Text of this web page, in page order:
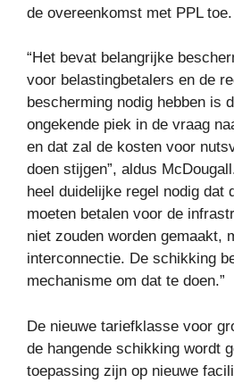
de overeenkomst met PPL toe.
“Het bevat belangrijke
voor belastingbetalers en de
bescherming nodig hebben is
ongekende piek in de vraag
en dat zal de kosten voor
doen stijgen”, aldus
heel duidelijke regel nodig dat
moeten betalen voor de
niet zouden worden gemaakt,
interconnectie. De schikking
mechanisme om dat te doen.”
De nieuwe tariefklasse voor
de hangende schikking wordt
toepassing zijn op nieuwe